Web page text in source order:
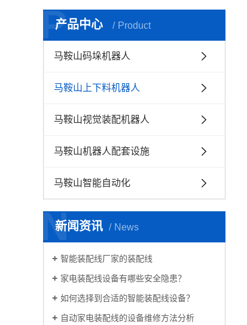
产品中心 Product
P
马鞍山码垛机器人
马鞍山上下料机器人
马鞍山视觉装配机器人
马鞍山机器人配套设施
马鞍山智能自动化
新闻资讯 News
N
智能装配线厂家的装配线
家电装配线设备有哪些安全隐患？
如何选择到合适的智能装配线设备？
自动家电装配线的设备维修方法分析